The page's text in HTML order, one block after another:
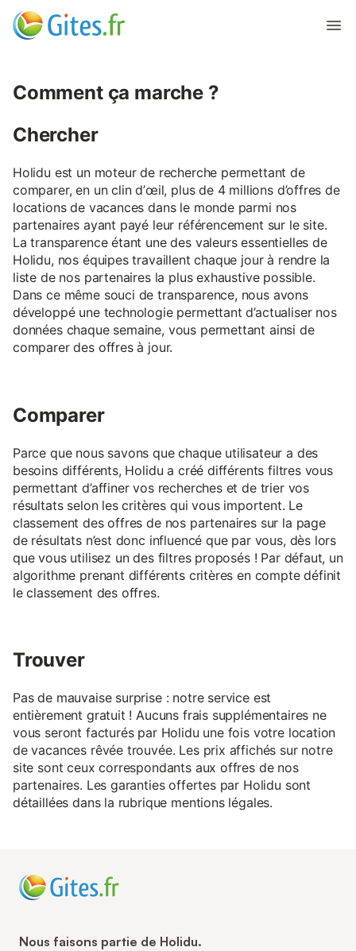
Comment ça marche ?
Chercher
Holidu est un moteur de recherche permettant de
comparer, en un clin d’œil, plus de 4 millions d’offres de
locations de vacances dans le monde parmi nos
partenaires ayant payé leur référencement sur le site.
La transparence étant une des valeurs essentielles de
Holidu, nos équipes travaillent chaque jour à rendre la
liste de nos partenaires la plus exhaustive possible.
Dans ce même souci de transparence, nous avons
développé une technologie permettant d’actualiser nos
données chaque semaine, vous permettant ainsi de
comparer des offres à jour.
Comparer
Parce que nous savons que chaque utilisateur a des
besoins différents, Holidu a créé différents filtres vous
permettant d’affiner vos recherches et de trier vos
résultats selon les critères qui vous importent. Le
classement des offres de nos partenaires sur la page
de résultats n’est donc influencé que par vous, dès lors
que vous utilisez un des filtres proposés ! Par défaut, un
algorithme prenant différents critères en compte définit
le classement des offres.
Trouver
Pas de mauvaise surprise : notre service est
entièrement gratuit ! Aucuns frais supplémentaires ne
vous seront facturés par Holidu une fois votre location
de vacances rêvée trouvée. Les prix affichés sur notre
site sont ceux correspondants aux offres de nos
partenaires. Les garanties offertes par Holidu sont
détaillées dans la rubrique mentions légales.
Nous faisons partie de Holidu.